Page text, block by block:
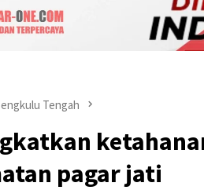
Pepi suheri anggota
Tengah
pagar jati